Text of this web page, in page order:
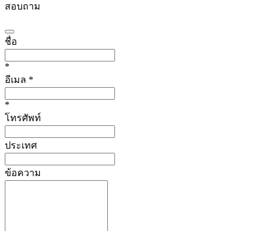
สอบถาม
ชื่อ
*
อีเมล *
*
โทรศัพท์
ประเทศ
ข้อความ